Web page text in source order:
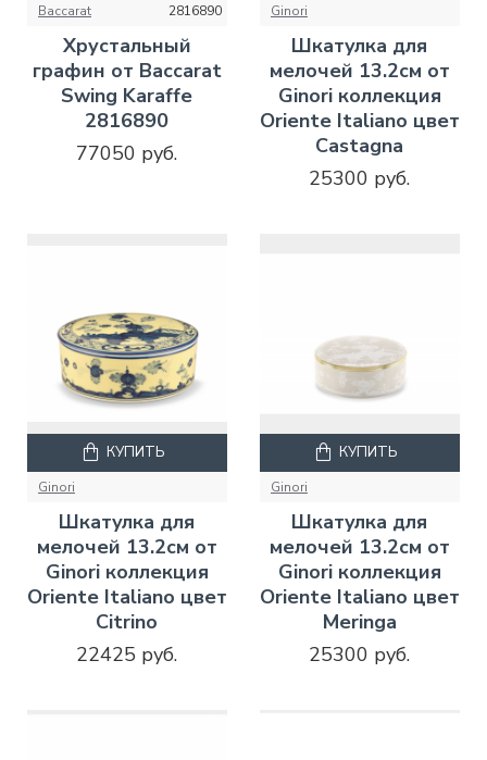
Baccarat 2816890
Хрустальный
графин от Baccarat
Swing Karaffe
2816890
77050 руб.
Ginori
Шкатулка для
мелочей 13.2см от
Ginori коллекция
Oriente Italiano цвет
Castagna
25300 руб.
Ginori
Шкатулка для
мелочей 13.2см от
Ginori коллекция
Oriente Italiano цвет
Citrino
22425 руб.
КУПИТЬ
Ginori
Шкатулка для
мелочей 13.2см от
Ginori коллекция
Oriente Italiano цвет
Meringa
25300 руб.
КУПИТЬ